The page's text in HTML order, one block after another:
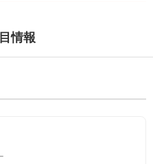
情報